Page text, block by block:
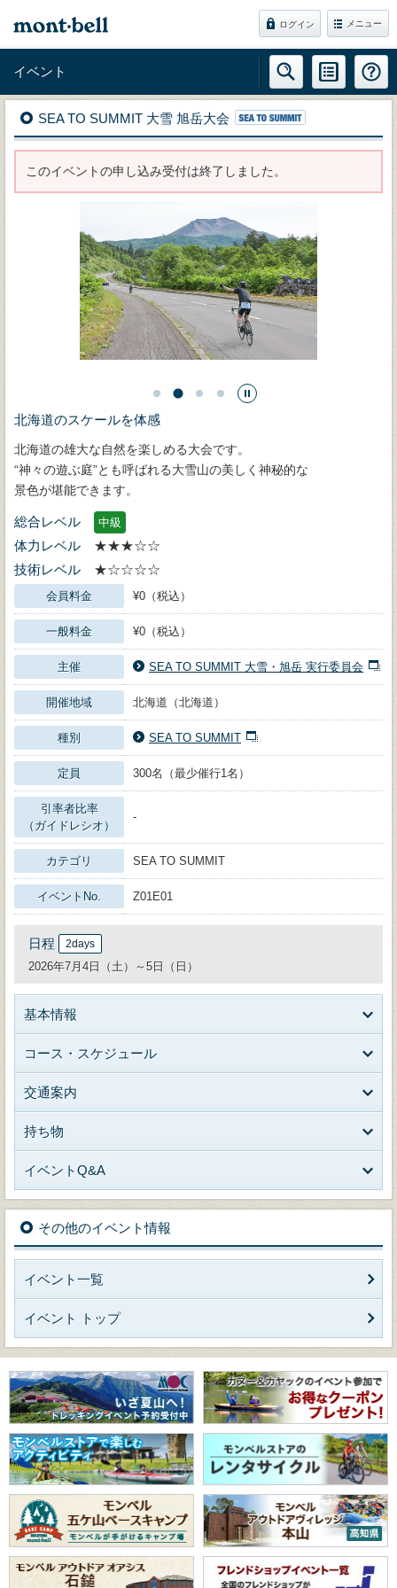
ログイン メニュー
イベント
SEA TO SUMMIT 大雪 旭岳大会
このイベントの申し込み受付は終了しました。
北海道のスケールを体感
北海道の雄大な自然を楽しめる大会です。
“神々の遊ぶ庭”とも呼ばれる大雪山の美しく神秘的な
景色が堪能できます。
総合レベル 中級
体力レベル
★★★☆☆
技術レベル
★☆☆☆☆
会員料金 ¥0（税込）
一般料金 ¥0（税込）
主催 SEA TO SUMMIT 大雪・旭岳 実行委員会
開催地域 北海道（北海道）
種別 SEA TO SUMMIT
定員 300名（最少催行1名）
引率者比率
（ガイドレシオ）
-
カテゴリ SEA TO SUMMIT
イベントNo. Z01E01
日程 2days
2026年7月4日（土）～5日（日）
基本情報
コース・スケジュール
交通案内
持ち物
イベントQ&A
その他のイベント情報
イベント一覧
イベント トップ